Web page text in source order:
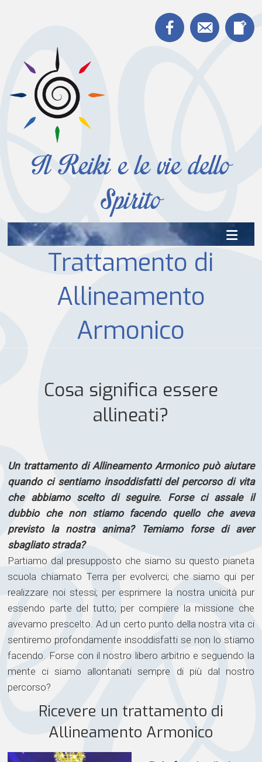
FacebookContatto
Il Reiki e le vie dello
Spirito
Trattamento di
Allineamento
Armonico
Cosa significa essere
allineati?
Un trattamento di Allineamento Armonico può aiutare
quando ci sentiamo insoddisfatti del percorso di vita
che abbiamo scelto di seguire. Forse ci assale il
dubbio che non stiamo facendo quello che aveva
previsto la nostra anima? Temiamo forse di aver
sbagliato strada?
Partiamo dal presupposto che siamo su questo pianeta
scuola chiamato Terra per evolverci; che siamo qui per
realizzare noi stessi; per esprimere la nostra unicità pur
essendo parte del tutto; per compiere la missione che
avevamo prescelto. Ad un certo punto della nostra vita ci
sentiremo profondamente insoddisfatti se non lo stiamo
facendo. Forse con il nostro libero arbitrio e seguendo la
mente ci siamo allontanati sempre di più dal nostro
percorso?
Ricevere un trattamento di
Allineamento Armonico